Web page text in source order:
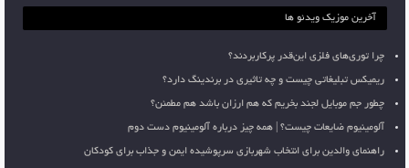
آخرین موزیک ویدئو ها
چرا توری‌های فلزی این‌قدر پرکاربردند؟
ریمیکس تبلیغاتی چیست و چه تاثیری در برندینگ دارد؟
چطور جم موبایل لجند بخریم که هم ارزان باشد هم مطمئن؟
آلومینیوم ضایعات چیست؟ | همه چیز درباره آلومینیوم دست دوم
راهنمای والدین برای انتخاب شهربازی سرپوشیده ایمن و جذاب برای کودکان